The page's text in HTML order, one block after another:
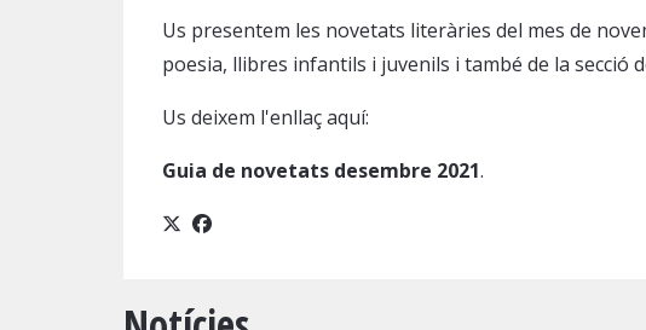
Us presentem les novetats literàries del mes de
poesia, llibres infantils i juvenils i també de la secció
Us deixem l'enllaç aquí:
Guia de novetats desembre 2021.